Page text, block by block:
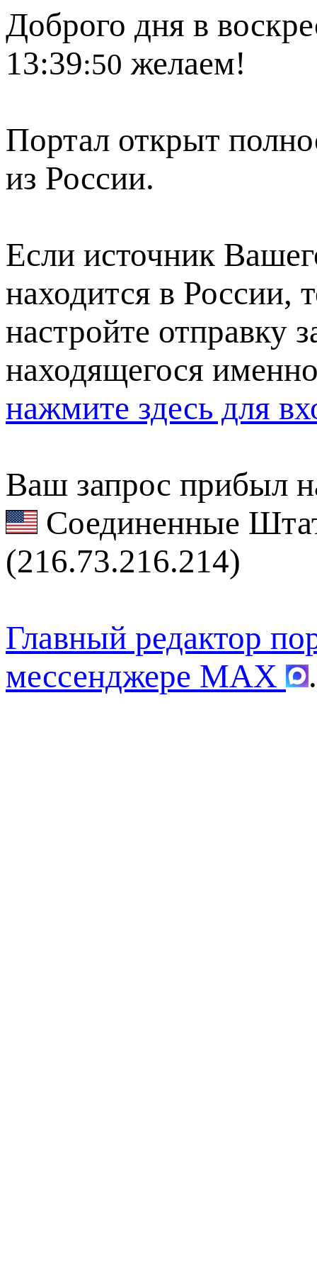
Доброго дня в
13:39:50 желаем!
Портал открыт
из России.
Если источник
находится в России,
настройте отправку
находящегося
нажмите здесь для
Ваш запрос прибыл
Соединенные
(216.73.216.214)
Главный редактор
мессенджере MAX
.